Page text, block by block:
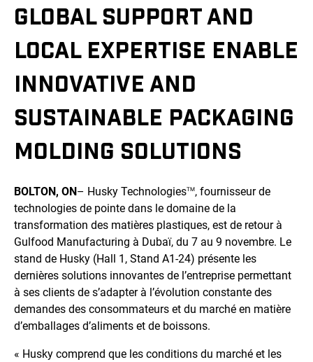
GLOBAL SUPPORT AND
LOCAL EXPERTISE ENABLE
INNOVATIVE AND
SUSTAINABLE PACKAGING
MOLDING SOLUTIONS
BOLTON, ON – Husky TechnologiesTM, fournisseur de
technologies de pointe dans le domaine de la
transformation des matières plastiques, est de retour à
Gulfood Manufacturing à Dubaï, du 7 au 9 novembre. Le
stand de Husky (Hall 1, Stand A1-24) présente les
dernières solutions innovantes de l’entreprise permettant
à ses clients de s’adapter à l’évolution constante des
demandes des consommateurs et du marché en matière
d’emballages d’aliments et de boissons.
« Husky comprend que les conditions du marché et les